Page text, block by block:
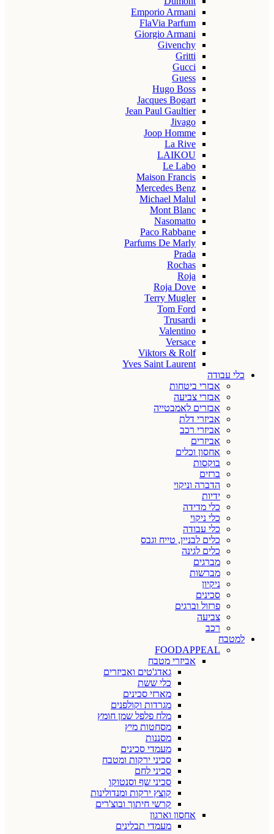
Emporio Armani
FlaVia Parfum
Giorgio Armani
Givenchy
Gritti
Gucci
Guess
Hugo Boss
Jacques Bogart
Jean Paul Gaultier
Jivago
Joop Homme
La Rive
LAIKOU
Le Labo
Maison Francis
Mercedes Benz
Michael Malul
Mont Blanc
Nasomatto
Paco Rabbane
Parfums De Marly
Prada
Rochas
Roja
Roja Dove
Terry Mugler
Tom Ford
Trusardi
Valentino
Versace
Viktors & Rolf
Yves Saint Laurent
כלי עבודה
אבזרי ביטחות
אבזרי צביעה
אבזרים לאמבטייה
אביזרי דלת
אביזרי רכב
אביזרים
אחסון וכלים
בוקסות
ברזים
הדברה וניקוי
ידיות
כלי מדידה
כלי ניקוי
כלי עבודה
כלים לבניין, טייח וגבס
כלים לגינה
מברגים
מברשות
ניקיון
סכינים
פרזול וברגים
צביעה
רכב
למטבח
FOODAPPEAL
אביזרי מטבח
גאדג'טים ואביזרים
כלי ששת
מארזי סכינים
מגרדות וקולפנים
מלח פלפל שמן חומץ
מסחטות מיץ
מסננות
מעמדי סכינים
סכיני ירקות ומטבח
סכיני לחם
סכיני שף וסנטוקו
קוצץ ירקות ומנדולינות
קרשי חיתוך ובוצ'רים
אחסון וארגון
מעמדי תבלינים